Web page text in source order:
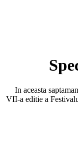
In aceasta
VII-a editie a